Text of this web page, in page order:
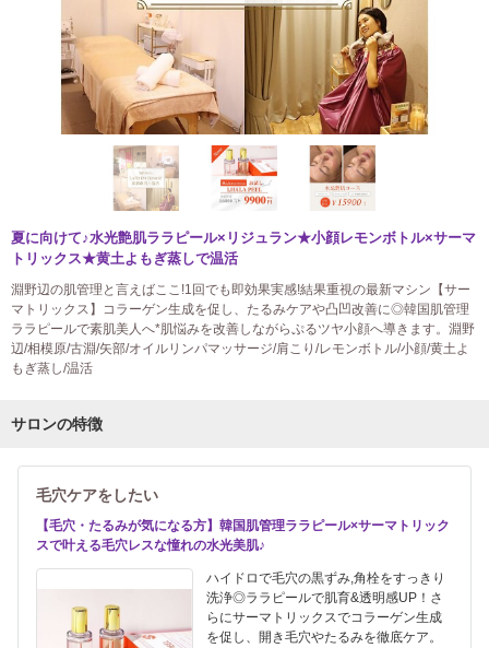
夏に向けて♪水光艶肌ララピール×リジュラン★小顔レモンボトル×サーマ
トリックス★黄土よもぎ蒸しで温活
淵野辺の肌管理と言えばここ!1回でも即効果実感!結果重視の最新マシン【サー
マトリックス】コラーゲン生成を促し、たるみケアや凸凹改善に◎韓国肌管理
ララピールで素肌美人へ*肌悩みを改善しながらぷるツヤ小顔へ導きます。淵野
辺/相模原/古淵/矢部/オイルリンパマッサージ/肩こり/レモンボトル/小顔/黄土よ
もぎ蒸し/温活
サロンの特徴
毛穴ケアをしたい
【毛穴・たるみが気になる方】韓国肌管理ララピール×サーマトリック
スで叶える毛穴レスな憧れの水光美肌♪
ハイドロで毛穴の黒ずみ,角栓をすっきり
洗浄◎ララピールで肌育&透明感UP！さ
らにサーマトリックスでコラーゲン生成
を促し、開き毛穴やたるみを徹底ケア。